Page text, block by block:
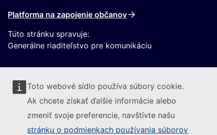
Toto webové sídlo používa súbory cookie.
Ak chcete získať ďalšie informácie alebo
zmeniť svoje preferencie, navštívte našu
stránku o podmienkach používania súborov
Platforma na zapojenie občanov
Túto stránku spravuje:
Generálne riaditeľstvo pre komunikáciu
Sledujte Európsku komisiu